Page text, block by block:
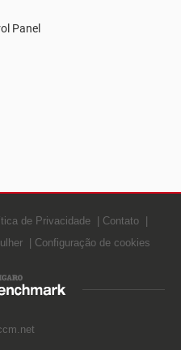
Panel
de Privacidade
Contato
Configuração de cookies